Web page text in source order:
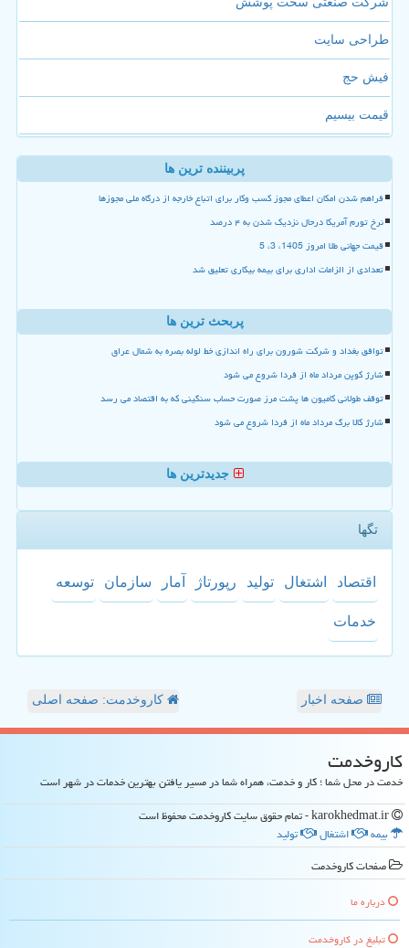
طراحی سایت
فیش حج
قیمت بیسیم
پربیننده ترین ها
فراهم شدن امکان اعطای مجوز کسب وکار برای اتباع خارجه از درگاه ملی مجوزها
نرخ تورم آمریکا درحال نزدیک شدن به ۴ درصد
قیمت جهانی طلا امروز 1405، 3، 5
تعدادی از الزامات اداری برای بیمه بیکاری تعلیق شد
پربحث ترین ها
توافق بغداد و شرکت شورون برای راه اندازی خط لوله بصره به شمال عراق
شارژ کوپن مرداد ماه از فردا شروع می شود
توقف طولانی کامیون ها پشت مرز صورت حساب سنگینی که به اقتصاد می رسد
شارژ کالا برگ مرداد ماه از فردا شروع می شود
جدیدترین ها
تگها
اقتصاد اشتغال تولید رپورتاژ آمار سازمان توسعه
خدمات
صفحه اخبار کاروخدمت: صفحه اصلی
كاروخدمت
خدمت در محل شما ؛ کار و خدمت، همراه شما در مسیر یافتن بهترین خدمات در شهر است
بیمه
اشتغال
تولید
صفحات كاروخدمت
درباره ما
تبلیغ در كاروخدمت